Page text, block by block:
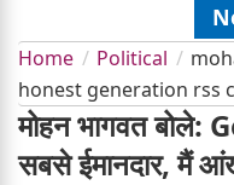
Home Political
honest generation rss
मोहन भागवत बोले:
सबसे ईमानदार, मैं